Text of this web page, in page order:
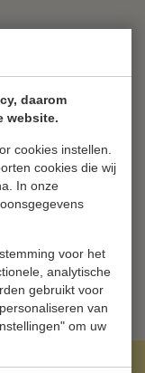
daarom
website.
cookies instellen.
cookies die wij
In onze
voor het
analytische
gebruikt voor
van
om uw
5 stukken